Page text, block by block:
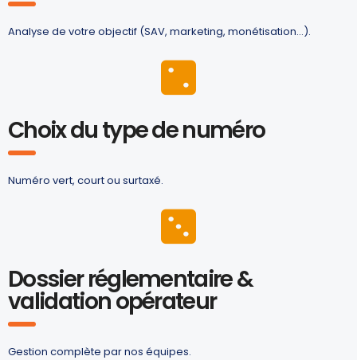
Analyse de votre objectif (SAV, marketing, monétisation…).
Choix du type de numéro
Numéro vert, court ou surtaxé.
Dossier réglementaire &
validation opérateur
Gestion complète par nos équipes.